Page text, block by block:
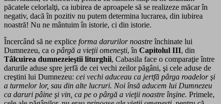
păcatele celorlalţi, ca iubirea de aproapele să se realizeze măcar în
negativ, dacă în pozitiv nu putem determina lucrarea, din iubirea
noastră! Nu ne mântuim în istorie, ci din istorie.
Încercând să ne explice forma darurilor noastreînchinate lui
Dumnezeu, ca o pârgă a vieţii omeneşti, în Capitolul III, din
Tâlcuirea dumnezeieştii liturghii, Cabasila face o comparaţie între
darurile aduse spre jerfă de cei vechi zeilor păgâni, şi cele aduse de
creştini lui Dumnezeu: cei vechi aduceau ca jertfă pârga roadelor şi
a turmelor lor, sau din alte lucruri. Noi însă aducem lui Dumnezeu
ca daruri pâine şi vin, ca pe o pârgă a vieţii noastre înşine. Primele,